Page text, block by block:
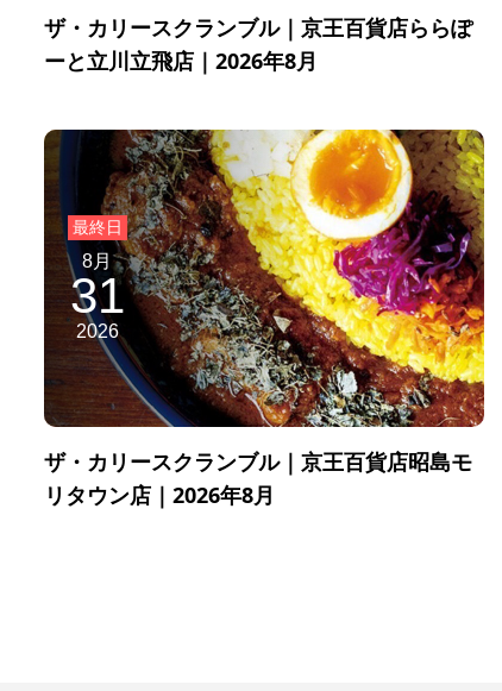
ザ・カリースクランブル｜京王百貨店ららぽ
ーと立川立飛店｜2026年8月
8月
31
2026
ザ・カリースクランブル｜京王百貨店昭島モ
リタウン店｜2026年8月